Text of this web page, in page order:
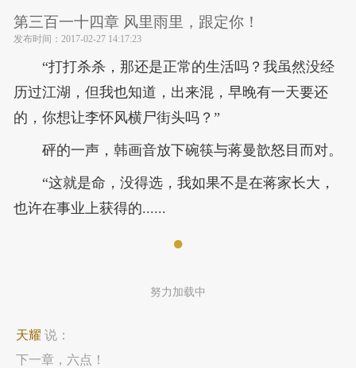
第三百一十四章 风里雨里，跟定你！
发布时间： 2017-02-27 14:17:23
“打打杀杀，那还是正常的生活吗？我虽然没经
历过江湖，但我也知道，出来混，早晚有一天要还
的，你想让李怀风横尸街头吗？”
砰的一声，韩画音放下碗筷与蒋曼歆怒目而对。
“这就是命，没得选，我如果不是在蒋家长大，
也许在事业上获得的......
努力加载中
天耀 说：
下一章，六点！